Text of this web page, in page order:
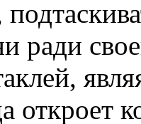
ради
откроет